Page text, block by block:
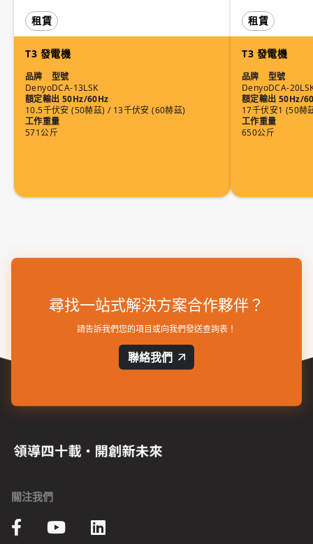
租賃
T3 發電機
品牌
Denyo
型號
DCA-13LSK
額定輸出 50Hz/60Hz
10.5千伏安 (50赫茲) / 13千伏安 (60赫茲)
工作重量
571公斤
租賃
T3 發電機
品牌
Denyo
型號
DCA-
額定輸出 50Hz/
17千伏安1 (50赫
工作重量
650公斤
尋找一站式解決方案合作夥伴？
請告訴我們您的項目或向我們發送查詢表！
聯絡我們
關注我們